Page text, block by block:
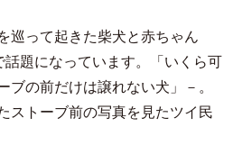
巡って起きた柴犬と赤ちゃん
話題になっています。「いくら可
ブの前だけは譲れない犬」－。
ストーブ前の写真を見たツイ民